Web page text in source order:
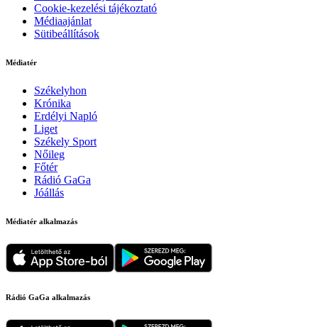
Cookie-kezelési tájékoztató
Médiaajánlat
Sütibeállítások
Médiatér
Székelyhon
Krónika
Erdélyi Napló
Liget
Székely Sport
Nőileg
Főtér
Rádió GaGa
Jóállás
Médiatér alkalmazás
Rádió GaGa alkalmazás